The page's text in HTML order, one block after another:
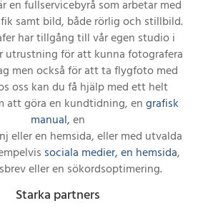
en fullservicebyrå som arbetar med
samt bild, både rörlig och stillbild.
har tillgång till vår egen studio i
utrustning för att kunna fotografera
men också för att ta flygfoto med
oss kan du få hjälp med ett helt
att göra en kundtidning, engrafisk
manual,en
eller en hemsida, eller med utvalda
sociala medier,en hemsida,
eller en sökordsoptimering.
Starka partners